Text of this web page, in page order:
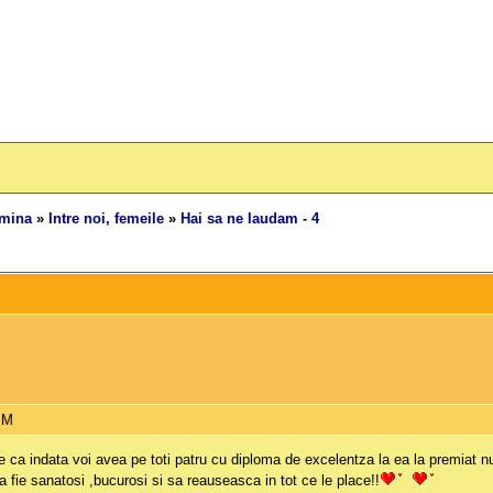
» Intre noi, femeile » Hai sa ne laudam - 4
ca indata voi avea pe toti patru cu diploma de excelentza la ea la premiat
fie sanatosi ,bucurosi si sa reauseasca in tot ce le place!!